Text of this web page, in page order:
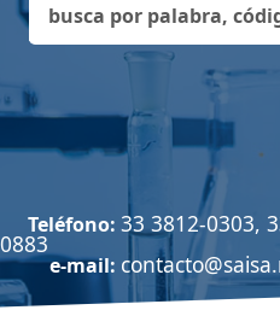
Teléfono: 33 3812-0303,
0883
e-mail: